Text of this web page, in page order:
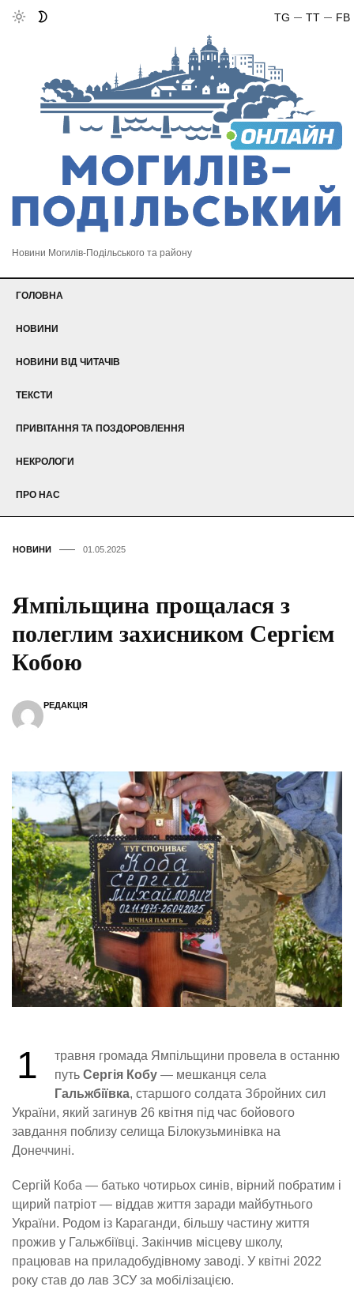
FB
TT
TG
Новини Могилів-Подільського та району
ГОЛОВНА
НОВИНИ
НОВИНИ ВІД ЧИТАЧІВ
ТЕКСТИ
ПРИВІТАННЯ ТА ПОЗДОРОВЛЕННЯ
НЕКРОЛОГИ
ПРО НАС
НОВИНИ 01.05.2025
Ямпільщина прощалася з
полеглим захисником Сергієм
Кобою
РЕДАКЦІЯ
1
травня громада Ямпільщини провела в останню
путь Сергія Кобу — мешканця села
Гальжбіївка, старшого солдата Збройних сил
України, який загинув 26 квітня під час бойового
завдання поблизу селища Білокузьминівка на
Донеччині.
Сергій Коба — батько чотирьох синів, вірний побратим і
щирий патріот — віддав життя заради майбутнього
України. Родом із Караганди, більшу частину життя
прожив у Гальжбіївці. Закінчив місцеву школу,
працював на приладобудівному заводі. У квітні 2022
року став до лав ЗСУ за мобілізацією.